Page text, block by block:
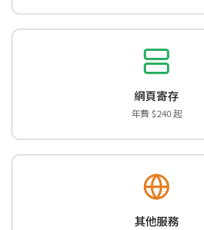
網頁寄存
年費 $240 起
其他服務